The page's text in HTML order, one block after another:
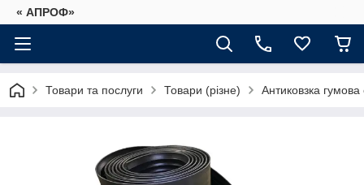
« АПРОФ»
Товари та послуги Товари (різне) Антиковзка